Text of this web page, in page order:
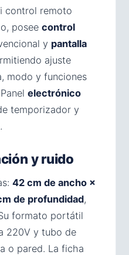
control remoto
posee control
y pantalla
ajuste
modo y funciones
electrónico
temporizador y
y ruido
42 cm de ancho ×
de profundidad,
formato portátil
220V y tubo de
o pared. La ficha